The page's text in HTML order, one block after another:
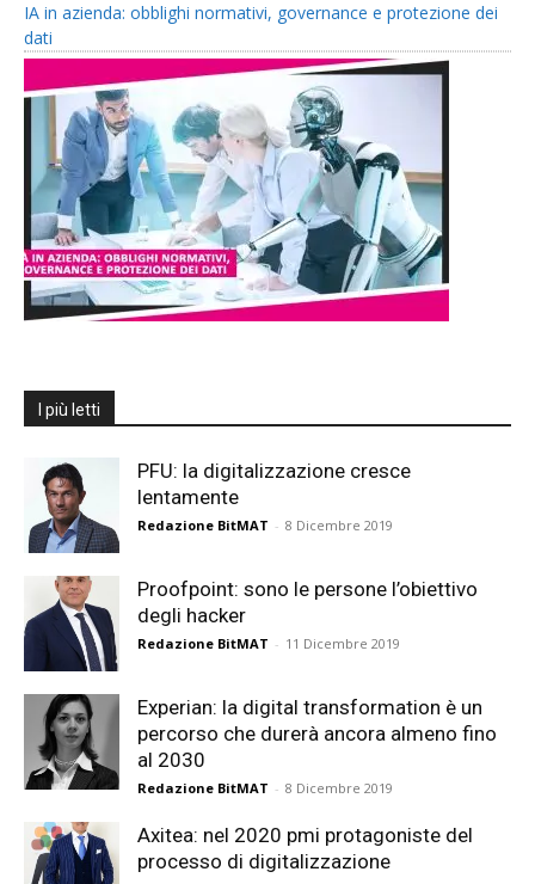
IA in azienda: obblighi normativi, governance e protezione dei
dati
I più letti
PFU: la digitalizzazione cresce
lentamente
Redazione BitMAT - 8 Dicembre 2019
Proofpoint: sono le persone l’obiettivo
degli hacker
Redazione BitMAT - 11 Dicembre 2019
Experian: la digital transformation è un
percorso che durerà ancora almeno fino
al 2030
Redazione BitMAT - 8 Dicembre 2019
Axitea: nel 2020 pmi protagoniste del
processo di digitalizzazione